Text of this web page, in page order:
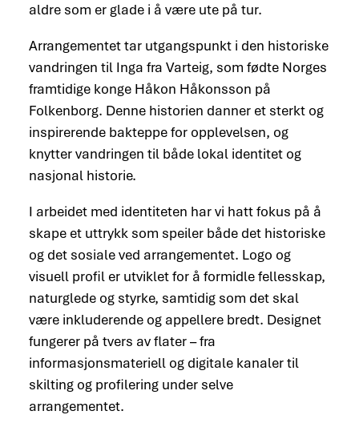
aldre som er glade i å være ute på tur.
Arrangementet tar utgangspunkt i den historiske
vandringen til Inga fra Varteig, som fødte Norges
framtidige konge Håkon Håkonsson på
Folkenborg. Denne historien danner et sterkt og
inspirerende bakteppe for opplevelsen, og
knytter vandringen til både lokal identitet og
nasjonal historie.
I arbeidet med identiteten har vi hatt fokus på å
skape et uttrykk som speiler både det historiske
og det sosiale ved arrangementet. Logo og
visuell profil er utviklet for å formidle fellesskap,
naturglede og styrke, samtidig som det skal
være inkluderende og appellere bredt. Designet
fungerer på tvers av flater – fra
informasjonsmateriell og digitale kanaler til
skilting og profilering under selve
arrangementet.